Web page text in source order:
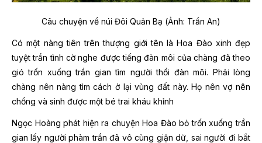
Câu chuyện về núi Đôi Quản Bạ (Ảnh: Trần An)
Có một nàng tiên trên thượng giới tên là Hoa Đào xinh đẹp
tuyệt trần tình cờ nghe được tiếng đàn môi của chàng đã theo
gió trốn xuống trần gian tìm người thổi đàn môi. Phải lòng
chàng nên nàng tìm cách ở lại vùng đất này. Họ nên vợ nên
chồng và sinh được một bé trai kháu khỉnh
Ngọc Hoàng phát hiện ra chuyện Hoa Đào bỏ trốn xuống trần
gian lấy người phàm trần đã vô cùng giận dữ, sai người đi bắt